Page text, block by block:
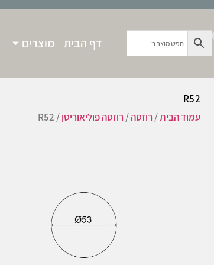
דף הבית מוצרים
R52
עמוד הבית/ רוזטה/ רוזטה פוליאוריטן/ R52